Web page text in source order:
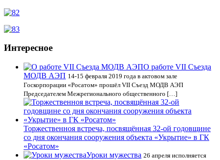
Интересное
О работе VII Cъезда
МОДВ АЭП 14-15 февраля 2019 года в актовом зале
Госкорпорации «Росатом» прошёл VII Cъезд МОДВ АЭП
Председателем Межрегионального общественного […]
Торжественноя встреча, посвящённая 32-ой годовщине
со дня окончания сооружения объекта «Укрытие» в ГК
«Росатом»
Уроки мужества 26 апреля исполняется